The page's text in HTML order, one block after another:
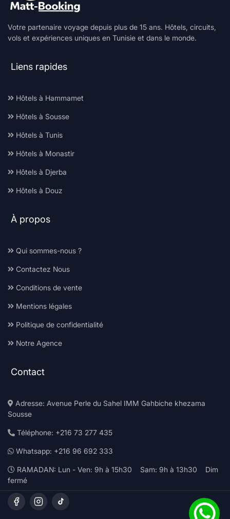
Votre partenaire voyage depuis plus de 15 ans. Hôtels, circuits,
vols et expériences uniques en Tunisie et dans le monde.
Liens rapides
Hôtels à Hammamet
Hôtels à Sousse
Hôtels à Tunis
Hôtels à Monastir
Hôtels à Djerba
Hôtels à Douz
À propos
Qui sommes-nous ?
Contactez Nous
Conditions de vente
Mentions légales
Politique de confidentialité
Notre Agence
Contact
Adresse: Avenue Perle du Sahel IMM Gahbiche khezama
Sousse
Téléphone: +216 73 277 435
Whatsapp: +216 96 692 333
RAMADAN: Lun - Ven: 9h à 15h30 Sam: 9h à 13h30 Dim
fermé